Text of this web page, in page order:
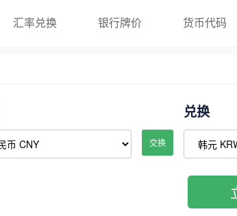
汇率兑换 银行牌价 货币代码
交换
兑换